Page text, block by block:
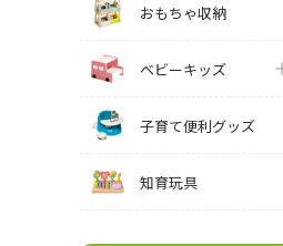
おもちゃ収納
ベビーキッズ
子育て便利グッズ
知育玩具